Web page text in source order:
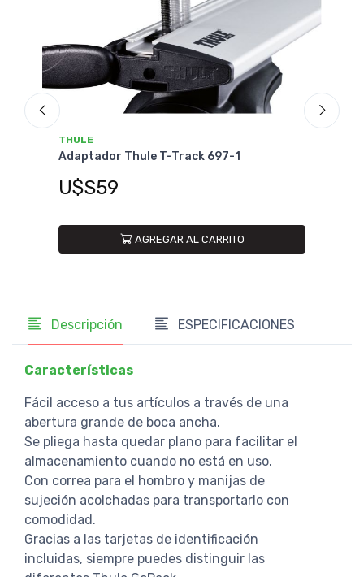
THULE
Adaptador Thule T-Track 697-1
U$S59
AGREGAR AL CARRITO
Descripción ESPECIFICACIONES
Características
Fácil acceso a tus artículos a través de una
abertura grande de boca ancha.
Se pliega hasta quedar plano para facilitar el
almacenamiento cuando no está en uso.
Con correa para el hombro y manijas de
sujeción acolchadas para transportarlo con
comodidad.
Gracias a las tarjetas de identificación
incluidas, siempre puedes distinguir las